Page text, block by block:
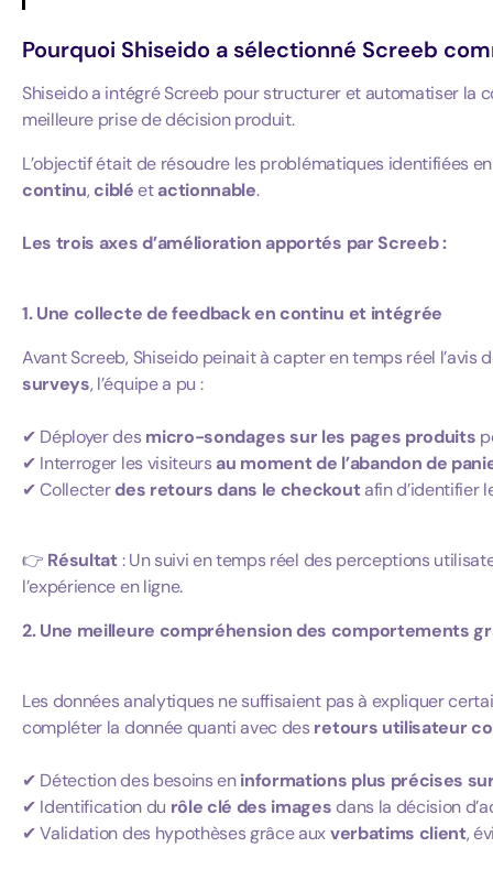
Pourquoi Shiseido a sélectionné Screeb
Shiseido a intégré Screeb pour structurer et automatiser la
meilleure prise de décision produit.
L’objectif était de résoudre les problématiques identifiées
continu, cibléetactionnable.
Les trois axes d’amélioration apportés par Screeb :
1. Une collecte de feedback en continu et intégrée
Avant Screeb, Shiseido peinait à capter en temps réel l’avis
surveys, l’équipe a pu :
✔ Déployer desmicro-sondages sur les pages produits
✔ Interroger les visiteursau moment de l’abandon de
✔ Collecterdes retours dans le checkout afin d’identifier
👉 Résultat : Un suivi en temps réel des perceptions
l’expérience en ligne.
2. Une meilleure compréhension des comportements
Les données analytiques ne suffisaient pas à expliquer
compléter la donnée quanti avec desretours utilisateur
✔ Détection des besoins eninformations plus précises
✔ Identification du rôle clé des imagesdans la décision
✔ Validation des hypothèses grâce auxverbatims client,